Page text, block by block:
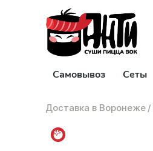
Самовывоз Сеты
Доставка в Воронеже /